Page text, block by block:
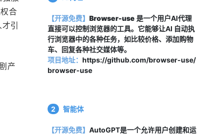
合
引
产
【开源免费】 Browser-use 是一个用户AI代理
直接可以控制浏览器的工具。它能够让AI 自动执
行浏览器中的各种任务，如比较价格、添加购物
车、回复各种社交媒体等。
项目地址： https://github.com/browser-use/
browser-use
2 智能体
【开源免费】 AutoGPT是一个允许用户创建和运